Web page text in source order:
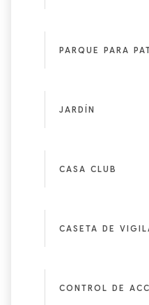
PARQUE PARA
JARDÍN
CASA CLUB
CASETA DE
CONTROL DE